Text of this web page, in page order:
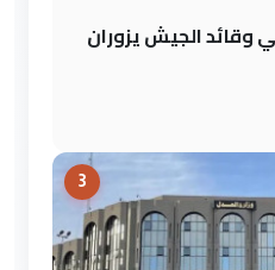
وقائد الجيش يزوران
3